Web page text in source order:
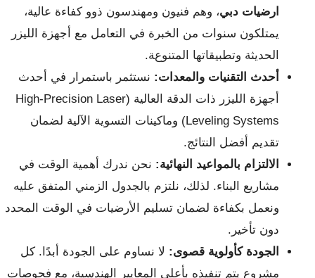
ارضيات دبي، وهم فنيون ومهندسون ذوو كفاءة عالية،
يمتلكون سنوات من الخبرة في التعامل مع أجهزة الليزر
الحديثة وتطبيقاتها المتنوعة.
أحدث التقنيات والمعدات: نستثمر باستمرار في أحدث
أجهزة الليزر ذات الدقة العالية (High-Precision Laser
Leveling Systems) وماكينات التسوية الآلية لضمان
تقديم أفضل النتائج.
الالتزام بالمواعيد النهائية: نحن ندرك أهمية الوقت في
مشاريع البناء. لذلك، نلتزم بالجدول الزمني المتفق عليه
ونعمل بكفاءة لضمان تسليم الأرضيات في الوقت المحدد
دون تأخير.
الجودة كأولوية قصوى: لا نساوم على الجودة أبدًا. كل
مشروع يتم تنفيذه بأعلى المعايير الهندسية، مع فحوصات